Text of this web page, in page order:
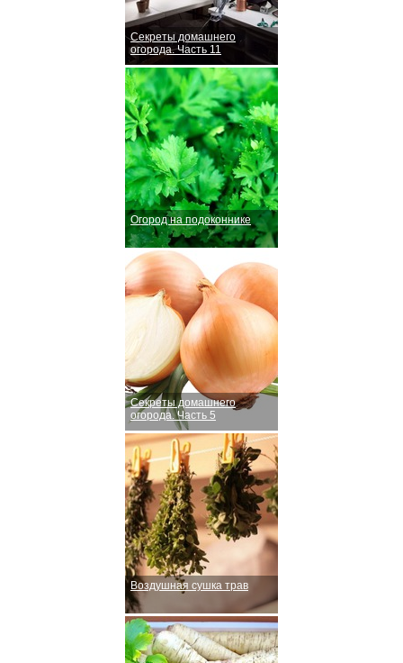
Секреты домашнего
огорода. Часть 11
Огород на подоконнике
Секреты домашнего
огорода. Часть 5
Воздушная сушка трав